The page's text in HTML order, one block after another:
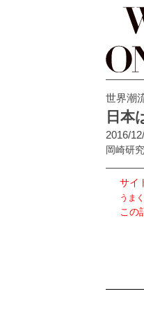
世界潮
日本
2016/
岡崎研
サイ
うま
この